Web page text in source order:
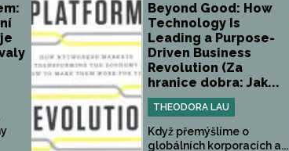
Beyond Good: How
Technology Is
Leading a Purpose-
Driven Business
Revolution (Za
hranice dobra: Jak...
THEODORA LAU
Když přemýšlíme o
globálních korporacích a...